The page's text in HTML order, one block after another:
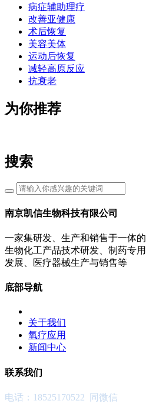
病症辅助理疗
改善亚健康
术后恢复
美容美体
运动后恢复
减轻高原反应
抗衰老
为你推荐
搜索
南京凯信生物科技有限公司
一家集研发、生产和销售于一体
生物化工产品技术研发、制药专
发展、医疗器械生产与销售等
底部导航
关于我们
氧疗应用
新闻中心
联系我们
电话：18525170522 同微信